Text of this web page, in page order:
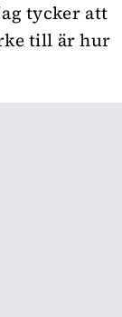
tycker att
till är hur